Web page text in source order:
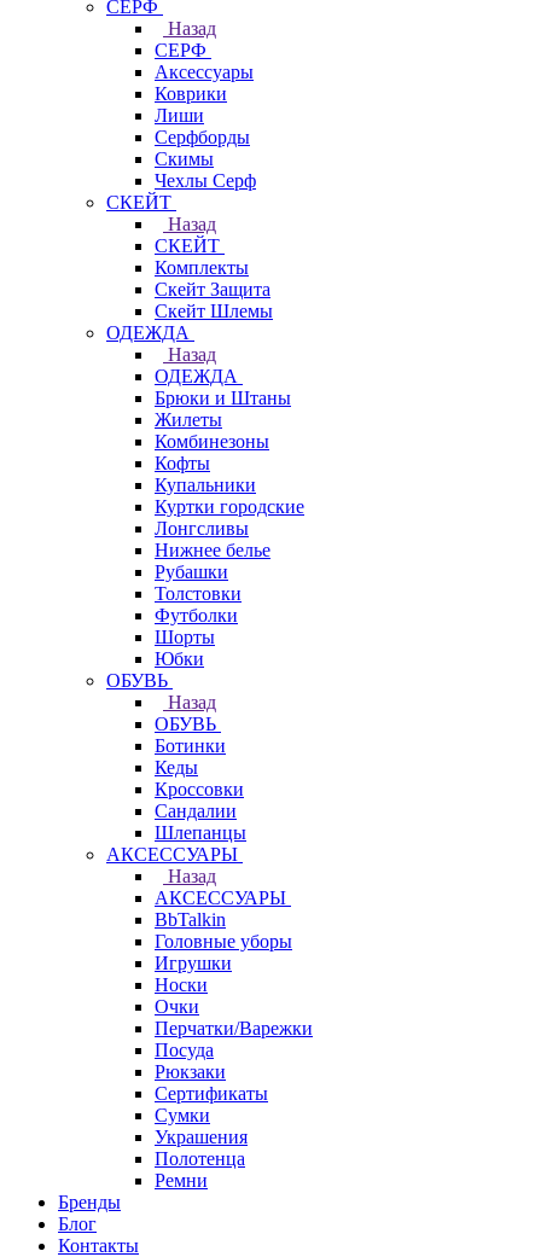
СЕРФ
Назад
СЕРФ
Аксессуары
Коврики
Лиши
Серфборды
Скимы
Чехлы Cерф
СКЕЙТ
Назад
СКЕЙТ
Комплекты
Скейт Защита
Скейт Шлемы
ОДЕЖДА
Назад
ОДЕЖДА
Брюки и Штаны
Жилеты
Комбинезоны
Кофты
Купальники
Куртки городские
Лонгсливы
Нижнее белье
Рубашки
Толстовки
Футболки
Шорты
Юбки
ОБУВЬ
Назад
ОБУВЬ
Ботинки
Кеды
Кроссовки
Сандалии
Шлепанцы
АКСЕССУАРЫ
Назад
АКСЕССУАРЫ
BbTalkin
Головные уборы
Игрушки
Носки
Очки
Перчатки/Варежки
Посуда
Рюкзаки
Сертификаты
Сумки
Украшения
Полотенца
Ремни
Бренды
Блог
Контакты